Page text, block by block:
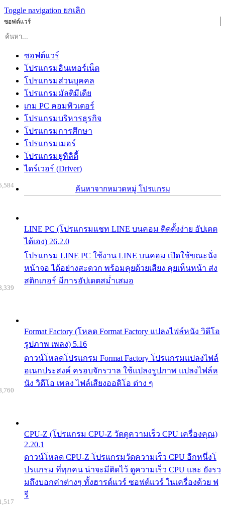
Toggle navigation ยกเลิก
ซอฟต์แวร์
ซอฟต์แวร์
โปรแกรมอินเทอร์เน็ต
โปรแกรมส่วนบุคคล
โปรแกรมมัลติมีเดีย
เกม PC คอมพิวเตอร์
โปรแกรมบริหารธุรกิจ
โปรแกรมการศึกษา
โปรแกรมเมอร์
โปรแกรมยูทิลิตี้
ไดร์เวอร์ (Driver)
ค้นหาจากหมวดหมู่ โปรแกรม
LINE PC (โปรแกรมแชท LINE บนคอม ติดตั้งง่าย อัปเดต
ได้เอง) 26.2.0
โปรแกรม LINE PC ใช้งาน LINE บนคอม เปิดใช้ขณะนั่ง
หน้าจอ ได้อย่างสะดวก พร้อมคุยด้วยเสียง คุยเห็นหน้า ส่ง
สติกเกอร์ มีการอัปเดตสม่ำเสมอ
Format Factory (โหลด Format Factory แปลงไฟล์หนัง วิดีโอ
รูปภาพ เพลง) 5.16
ดาวน์โหลดโปรแกรม Format Factory โปรแกรมแปลงไฟล์
อเนกประสงค์ ครอบจักรวาล ใช้แปลงรูปภาพ แปลงไฟล์ห
นัง วิดีโอ เพลง ไฟล์เสียงออดิโอ ต่าง ๆ
CPU-Z (โปรแกรม CPU-Z วัดดูความเร็ว CPU เครื่องคุณ)
2.20.1
ดาวน์โหลด CPU-Z โปรแกรมวัดความเร็ว CPU อีกหนึ่งโ
ปรแกรม ที่ทุกคน น่าจะมีติดไว้ ดูความเร็ว CPU และ ยังรว
มถึงบอกค่าต่างๆ ทั้งฮารด์แวร์ ซอฟต์แวร์ ในเครื่องด้วย ฟ
รี